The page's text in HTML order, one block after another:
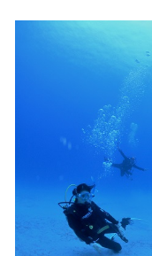
当ツアーの手順と
1.スイム開始の判断
クジラを発見した
を確認し、ガイド
みエントリーを行